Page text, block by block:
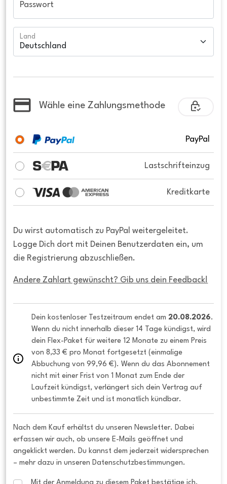
Passwort
Land
Wähle eine Zahlungsmethode
PayPal
Lastschrifteinzug
Kreditkarte
Du wirst automatisch zu PayPal weitergeleitet.
Logge Dich dort mit Deinen Benutzerdaten ein, um
die Registrierung abzuschließen.
Andere Zahlart gewünscht? Gib uns dein Feedback!
Dein kostenloser Testzeitraum endet am 20.08.2026.
Wenn du nicht innerhalb dieser 14 Tage kündigst, wird
dein Flex-Paket für weitere 12 Monate zu einem Preis
von 8,33 € pro Monat fortgesetzt (einmalige
Abbuchung von 99,96 €). Wenn du das Abonnement
nicht mit einer Frist von 1 Monat zum Ende der
Laufzeit kündigst, verlängert sich dein Vertrag auf
unbestimmte Zeit und ist monatlich kündbar.
Nach dem Kauf erhältst du unseren Newsletter. Dabei
erfassen wir auch, ob unsere E-Mails geöffnet und
angeklickt werden. Du kannst dem jederzeit widersprechen
– mehr dazu in unseren Datenschutzbestimmungen.